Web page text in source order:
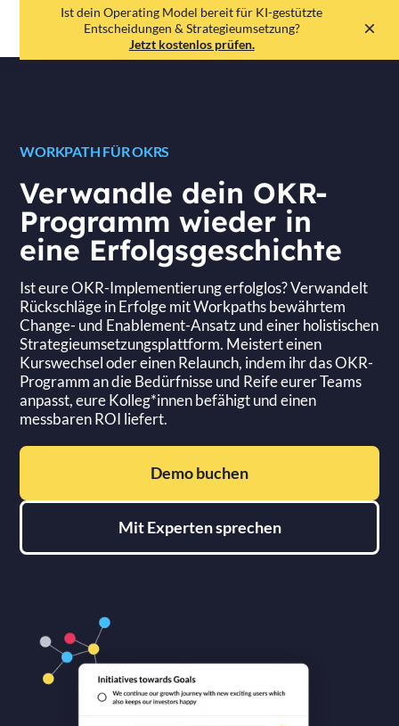
Ist dein Operating Model bereit für KI-gestützte
Entscheidungen & Strategieumsetzung?
Jetzt kostenlos prüfen.
WORKPATH FÜR OKRS
Verwandle dein OKR-
Programm wieder in
eine Erfolgsgeschichte
Ist eure OKR-Implementierung erfolglos? Verwandelt
Rückschläge in Erfolge mit Workpaths bewährtem
Change- und Enablement-Ansatz und einer holistischen
Strategieumsetzungsplattform. Meistert einen
Kurswechsel oder einen Relaunch, indem ihr das OKR-
Programm an die Bedürfnisse und Reife eurer Teams
anpasst, eure Kolleg*innen befähigt und einen
messbaren ROI liefert.
Demo buchen
Mit Experten sprechen